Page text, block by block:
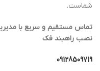
شماست.
تماس مستقیم و سریع با
نصب راهبند فک
09128509719